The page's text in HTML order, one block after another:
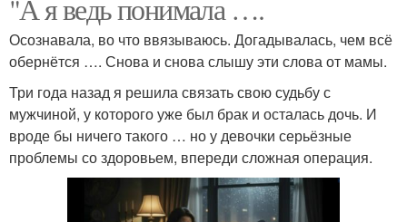
"А я ведь понимала ….
Осознавала, во что ввязываюсь. Догадывалась, чем всё
обернётся …. Снова и снова слышу эти слова от мамы.
Три года назад я решила связать свою судьбу с
мужчиной, у которого уже был брак и осталась дочь. И
вроде бы ничего такого … но у девочки серьёзные
проблемы со здоровьем, впереди сложная операция.